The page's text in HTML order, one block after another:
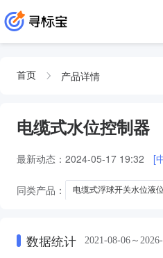
首页 产品详情
电缆式水位控制器
最新动态： 2024-05-17 19:32 [
同类产品： 电缆式浮球开关水位液
数据统计 2021-08-06～